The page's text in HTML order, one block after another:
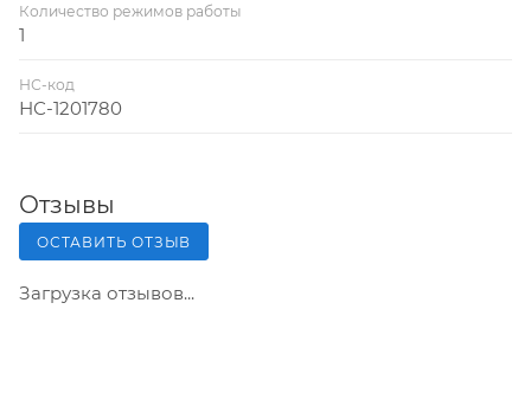
Количество режимов работы
1
НС-код
НС-1201780
Отзывы
ОСТАВИТЬ ОТЗЫВ
Загрузка отзывов...